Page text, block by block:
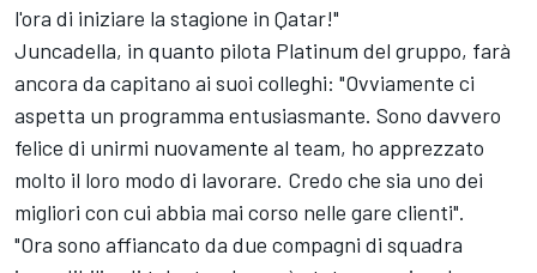
l'ora di iniziare la stagione in Qatar!"
Juncadella, in quanto pilota Platinum del gruppo, farà
ancora da capitano ai suoi colleghi: "Ovviamente ci
aspetta un programma entusiasmante. Sono davvero
felice di unirmi nuovamente al team, ho apprezzato
molto il loro modo di lavorare. Credo che sia uno dei
migliori con cui abbia mai corso nelle gare clienti".
"Ora sono affiancato da due compagni di squadra